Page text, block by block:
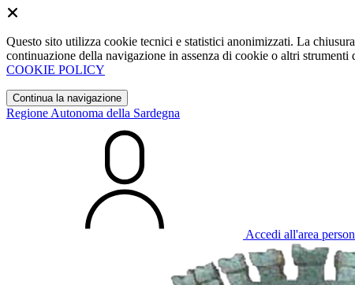
Questo sito utilizza cookie tecnici e statistici anonimizzati. La
continuazione della navigazione in assenza di cookie o altri
COOKIE POLICY
Continua la navigazione
Regione Autonoma della Sardegna
Accedi all'area